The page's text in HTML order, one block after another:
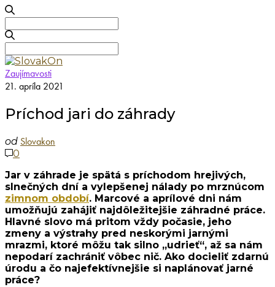
for:
for:
Zaujímavosti
21. apríla 2021
Príchod jari do záhrady
od Slovakon
0
Jar v záhrade je spätá s príchodom hrejivých,
slnečných dní a vylepšenej nálady po mrznúcom
zimnom období. Marcové a aprílové dni nám
umožňujú zahájiť najdôležitejšie záhradné práce.
Hlavné slovo má pritom vždy počasie, jeho
zmeny a výstrahy pred neskorými jarnými
mrazmi, ktoré môžu tak silno „udrieť“, až sa nám
nepodarí zachrániť vôbec nič. Ako docieliť zdarnú
úrodu a čo najefektívnejšie si naplánovať jarné
práce?